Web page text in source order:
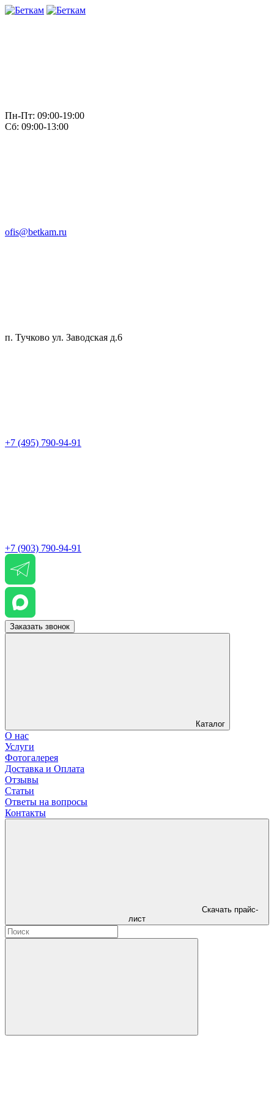
Пн-Пт: 09:00-19:00
Сб: 09:00-13:00
ofis@betkam.ru
п. Тучково ул. Заводская д.6
+7 (495) 790-94-91
+7 (903) 790-94-91
Заказать звонок
Каталог
О нас
Услуги
Фотогалерея
Доставка и Оплата
Отзывы
Статьи
Ответы на вопросы
Контакты
Скачать прайс-
лист